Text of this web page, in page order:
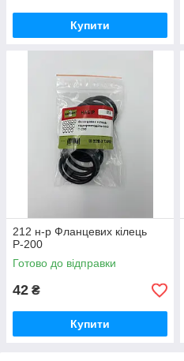
Купити
212 н-р Фланцевих кілець
Р-200
Готово до відправки
42 ₴
Купити